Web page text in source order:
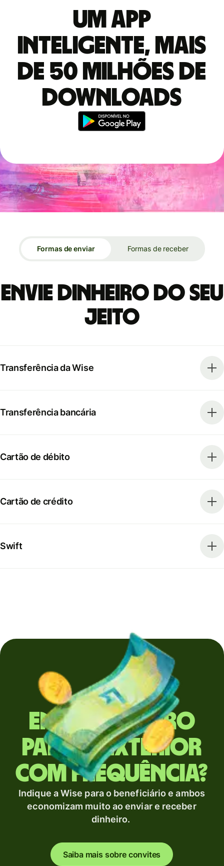
Um app
inteligente, mais
de 50 milhões de
downloads
Formas de enviar Formas de receber
Envie dinheiro do seu
jeito
Transferência da Wise
Transferência bancária
Cartão de débito
Cartão de crédito
Swift
Envia dinheiro
para o exterior
com frequência?
Indique a Wise para o beneficiário e ambos
economizam muito ao enviar e receber
dinheiro.
Saiba mais sobre convites